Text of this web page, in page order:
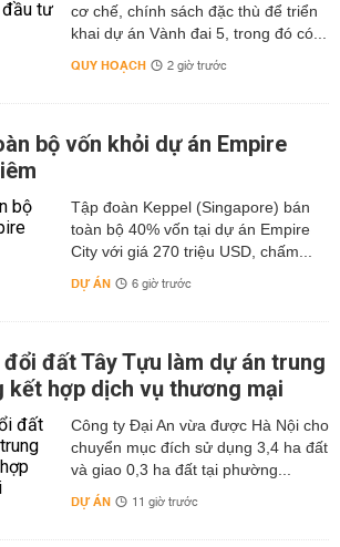
cơ chế, chính sách đặc thù để triển
khai dự án Vành đai 5, trong đó có...
QUY HOẠCH 2 giờ trước
bộ vốn khỏi dự án Empire
Tập đoàn Keppel (Singapore) bán
toàn bộ 40% vốn tại dự án Empire
City với giá 270 triệu USD, chấm...
DỰ ÁN 6 giờ trước
đổi đất Tây Tựu làm dự án trung
kết hợp dịch vụ thương mại
Công ty Đại An vừa được Hà Nội cho
chuyển mục đích sử dụng 3,4 ha đất
và giao 0,3 ha đất tại phường...
DỰ ÁN 11 giờ trước